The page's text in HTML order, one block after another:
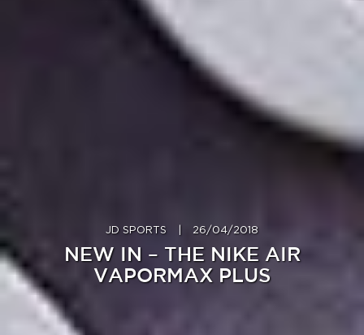
JD SPORTS 26/04/2018
NEW IN – THE NIKE AIR
VAPORMAX PLUS